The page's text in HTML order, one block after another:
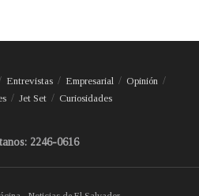
Entrevistas Empresarial
Opinión
Jet Set Curiosidades
2246-0616